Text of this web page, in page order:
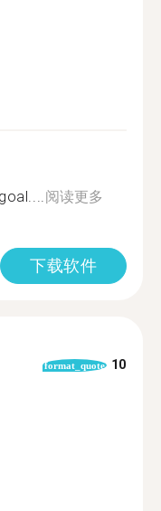
阅读更多
下载软件
format_quote 10